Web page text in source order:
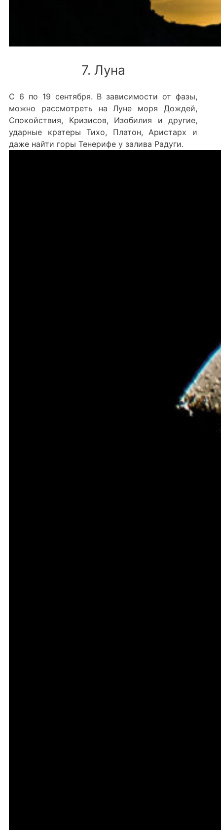
7. Луна
С 6 по 19 сентября. В зависимости от фазы,
можно рассмотреть на Луне моря Дождей,
Спокойствия, Кризисов, Изобилия и другие,
ударные кратеры Тихо, Платон, Аристарх и
даже найти горы Тенерифе у залива Радуги.